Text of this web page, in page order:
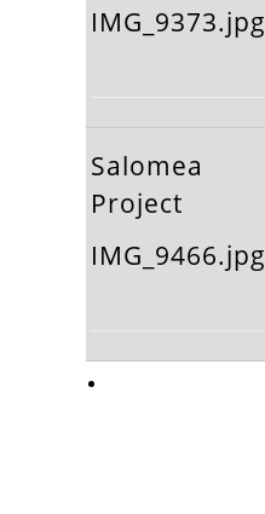
IMG_9373.jpg
Salomea
Project
IMG_9466.jpg